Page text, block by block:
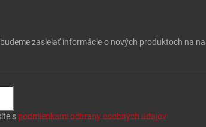
zasielať informácie o nových produktoch na
s podmienkami ochrany osobných údajov